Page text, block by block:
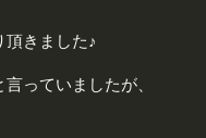
頂きました♪
っていましたが、